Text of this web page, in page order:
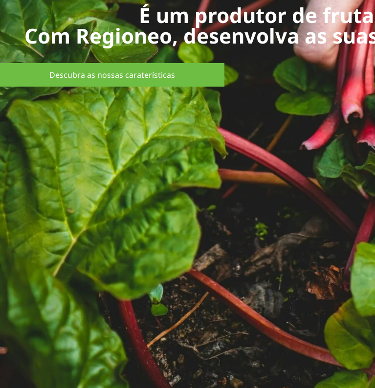
É um produtor de
Com Regioneo, desenvolva as
Descubra as nossas caraterísticas